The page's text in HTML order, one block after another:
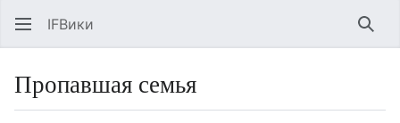
IFВики
Пропавшая семья